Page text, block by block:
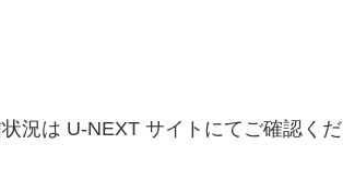
況は U-NEXT サイトにてご確認くだ